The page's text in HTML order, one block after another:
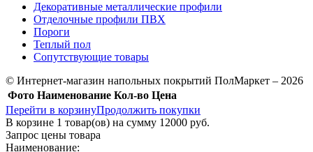
Декоративные металлические профили
Отделочные профили ПВХ
Пороги
Теплый пол
Сопутствующие товары
© Интернет-магазин напольных покрытий ПолМаркет – 2026
Фото Наименование Кол-во Цена
Перейти в корзинуПродолжить покупки
В корзине 1 товар(ов) на сумму 12000 руб.
Запрос цены товара
Наименование: